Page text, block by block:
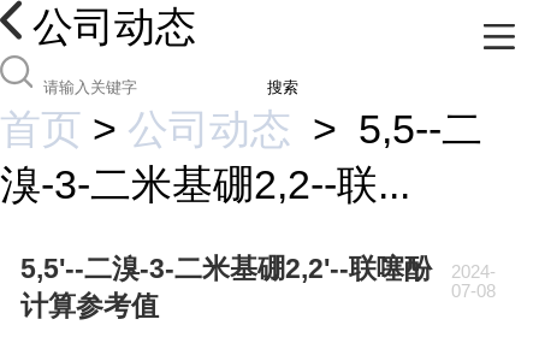
公司动态
搜索
首页 > 公司动态 > 5,5--二
溴-3-二米基硼2,2--联...
5,5'--二溴-3-二米基硼2,2'--联噻酚
计算参考值
2024-
07-08